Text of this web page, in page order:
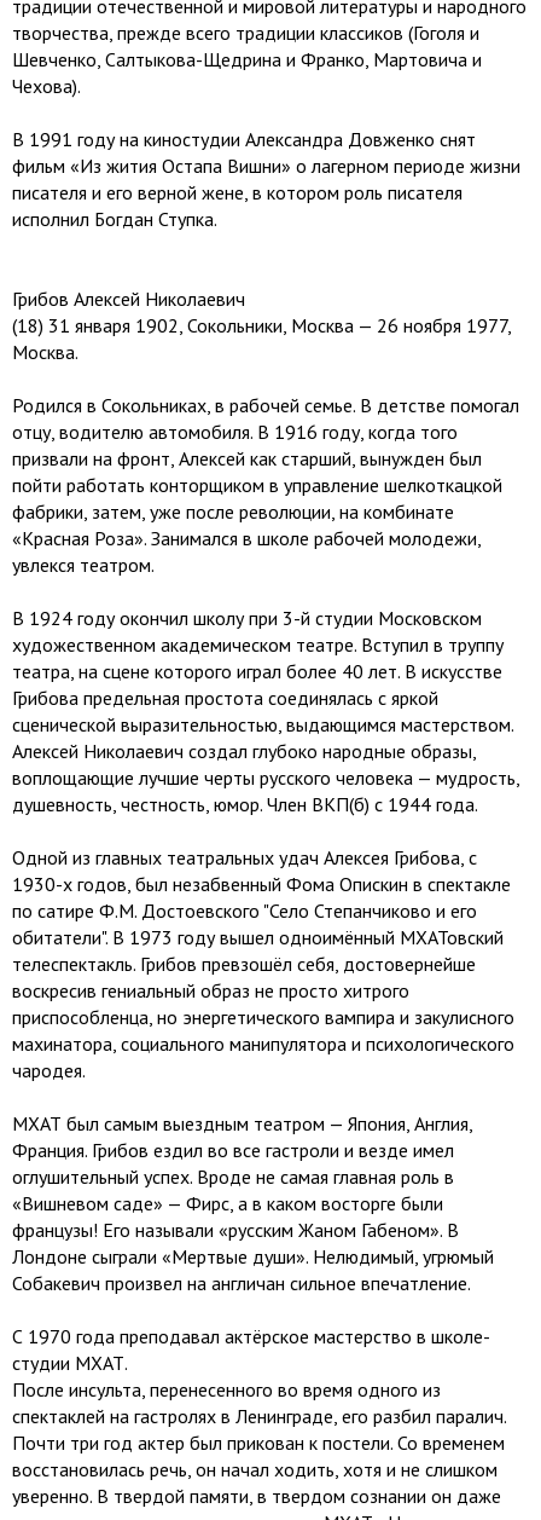
традиции отечественной и мировой литературы и народного
творчества, прежде всего традиции классиков (Гоголя и
Шевченко, Салтыкова-Щедрина и Франко, Мартовича и
Чехова).
В 1991 году на киностудии Александра Довженко снят
фильм «Из жития Остапа Вишни» о лагерном периоде жизни
писателя и его верной жене, в котором роль писателя
исполнил Богдан Ступка.
Грибов Алексей Николаевич
(18) 31 января 1902, Сокольники, Москва — 26 ноября 1977,
Москва.
Родился в Сокольниках, в рабочей семье. В детстве помогал
отцу, водителю автомобиля. В 1916 году, когда того
призвали на фронт, Алексей как старший, вынужден был
пойти работать конторщиком в управление шелкоткацкой
фабрики, затем, уже после революции, на комбинате
«Красная Роза». Занимался в школе рабочей молодежи,
увлекся театром.
В 1924 году окончил школу при 3-й студии Московском
художественном академическом театре. Вступил в труппу
театра, на сцене которого играл более 40 лет. В искусстве
Грибова предельная простота соединялась с яркой
сценической выразительностью, выдающимся мастерством.
Алексей Николаевич создал глубоко народные образы,
воплощающие лучшие черты русского человека — мудрость,
душевность, честность, юмор. Член ВКП(б) с 1944 года.
Одной из главных театральных удач Алексея Грибова, с
1930-х годов, был незабвенный Фома Опискин в спектакле
по сатире Ф.М. Достоевского "Село Степанчиково и его
обитатели". В 1973 году вышел одноимённый МХАТовский
телеспектакль. Грибов превзошёл себя, достовернейше
воскресив гениальный образ не просто хитрого
приспособленца, но энергетического вампира и закулисного
махинатора, социального манипулятора и психологического
чародея.
МХАТ был самым выездным театром — Япония, Англия,
Франция. Грибов ездил во все гастроли и везде имел
оглушительный успех. Вроде не самая главная роль в
«Вишневом саде» — Фирс, а в каком восторге были
французы! Его называли «русским Жаном Габеном». В
Лондоне сыграли «Мертвые души». Нелюдимый, угрюмый
Собакевич произвел на англичан сильное впечатление.
С 1970 года преподавал актёрское мастерство в школе-
студии МХАТ.
После инсульта, перенесенного во время одного из
спектаклей на гастролях в Ленинграде, его разбил паралич.
Почти три год актер был прикован к постели. Со временем
восстановилась речь, он начал ходить, хотя и не слишком
уверенно. В твердой памяти, в твердом сознании он даже